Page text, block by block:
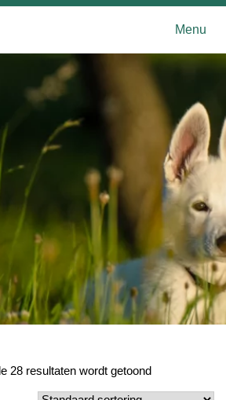
Menu
28 resultaten wordt getoond